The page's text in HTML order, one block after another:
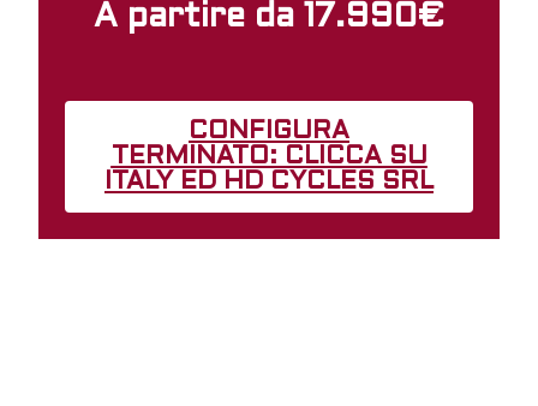
A partire da 17.990€
CONFIGURA
TERMINATO: CLICCA SU
ITALY ED HD CYCLES SRL